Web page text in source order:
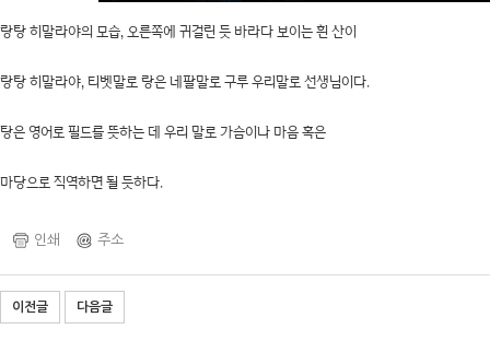
랑탕 히말라야의 모습, 오른쪽에 귀걸린 듯 바라다 보이는 흰 산이
랑탕 히말라야, 티벳말로 랑은 네팔말로 구루 우리말로 선생님이다.
탕은 영어로 필드를 뜻하는 데 우리 말로 가슴이나 마음 혹은
마당으로 직역하면 될 듯하다.
인쇄 주소
이전글 다음글